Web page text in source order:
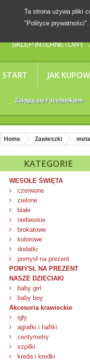
START JAK
Zaloguj się Facebookiem
Ta strona używa pliki
"Polityce
Home Zawieszki
KATEGORIE
WESOŁE ŚWIĘTA
czerwone
zielone
białe
niebieskie
brokatowe
kolorowe
dodatki
pomysł na prezent
POMYSŁ NA PREZENT
NASZE DZIECIAKI
baby girl
baby boy
Akcesoria krawieckie
igły
agrafki i haftki
centymetry
szpilki
kreda i kredki